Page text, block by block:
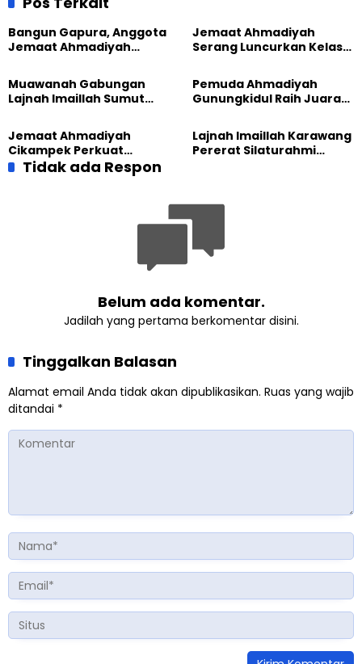
Bangun Gapura, Anggota
Jemaat Ahmadiyah
Sambut HUT RI ke-81
Jemaat Ahmadiyah
Serang Luncurkan Kelas
Generasi Unggul
Muawanah Gabungan
Lajnah Imaillah Sumut
hingga Edukasi Tangani
Sampah
Pemuda Ahmadiyah
Gunungkidul Raih Juara
Jemaat Ahmadiyah
Cikampek Perkuat
Komitmen Bangun Masjid
Lajnah Imaillah Karawang
Pererat Silaturahmi
Tidak ada Respon
Belum ada komentar.
Jadilah yang pertama berkomentar disini.
Tinggalkan Balasan
Alamat email Anda tidak akan dipublikasikan. Ruas yang wajib
ditandai *